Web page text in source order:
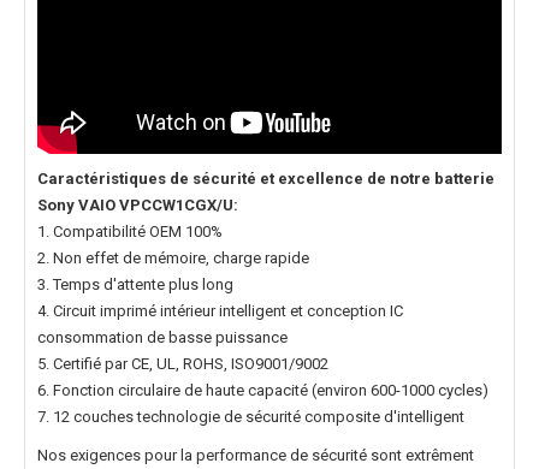
Caractéristiques de sécurité et excellence de notre batterie
Sony VAIO VPCCW1CGX/U:
1. Compatibilité OEM 100%
2. Non effet de mémoire, charge rapide
3. Temps d'attente plus long
4. Circuit imprimé intérieur intelligent et conception IC
consommation de basse puissance
5. Certifié par CE, UL, ROHS, ISO9001/9002
6. Fonction circulaire de haute capacité (environ 600-1000 cycles)
7. 12 couches technologie de sécurité composite d'intelligent
Nos exigences pour la performance de sécurité sont extrêment